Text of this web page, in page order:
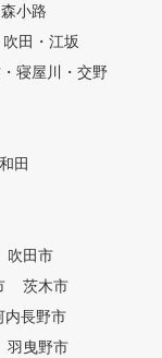
4名の少人数制レッス
、大人だけでなくジ
ニアの方のレッスン
。親子やご家族でも
の無料レンタルをご
くださいませ！！
小路
吹田・江坂
寝屋川・交野
田
吹田市
茨木市
内長野市
羽曳野市